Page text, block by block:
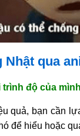
qua
độ của mình
quả, bạn cần
để hiểu hoặc